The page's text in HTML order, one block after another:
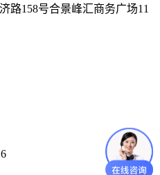
路158号合景峰汇商务广场11